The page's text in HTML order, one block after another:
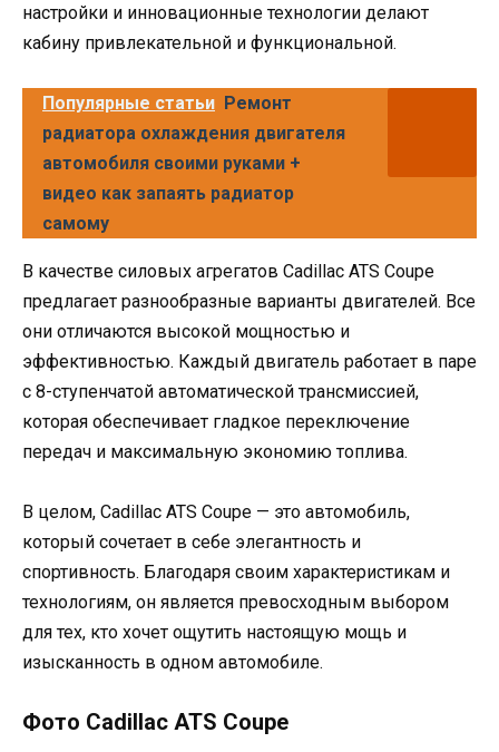
настройки и инновационные технологии делают
кабину привлекательной и функциональной.
Популярные статьи Ремонт
радиатора охлаждения двигателя
автомобиля своими руками +
видео как запаять радиатор
самому
В качестве силовых агрегатов Cadillac ATS Coupe
предлагает разнообразные варианты двигателей. Все
они отличаются высокой мощностью и
эффективностью. Каждый двигатель работает в паре
с 8-ступенчатой автоматической трансмиссией,
которая обеспечивает гладкое переключение
передач и максимальную экономию топлива.
В целом, Cadillac ATS Coupe — это автомобиль,
который сочетает в себе элегантность и
спортивность. Благодаря своим характеристикам и
технологиям, он является превосходным выбором
для тех, кто хочет ощутить настоящую мощь и
изысканность в одном автомобиле.
Фото Cadillac ATS Coupe